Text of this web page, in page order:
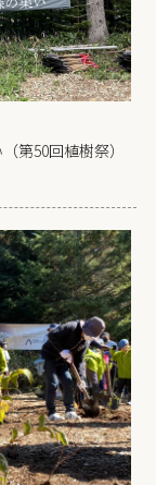
第50回植樹祭）